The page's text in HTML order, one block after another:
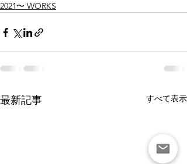
2021〜 WORKS
最新記事 すべて表示